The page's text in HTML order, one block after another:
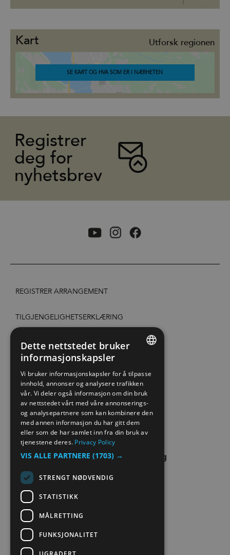
Kart Utforsk regionen
SE KART OG HVA SOM ER I NÆRHETEN
Registrer
deg for
nyhetsbrev
REGISTRER ARRANGEMENT
TILGJENGELIGHETSERKLÆRING
PERSONVERN & COOKIES
EXTRANET
KONTAKT OSS
NORWEGIAN
GERMAN
Dette nettstedet bruker
informasjonskapsler
Vi bruker informasjonskapsler for å tilpasse
innhold, annonser og analysere trafikken
vår. Vi deler også informasjon om din bruk
av nettstedet vårt med våre annonserings-
og analysepartnere som kan kombinere den
med annen informasjon du har gitt dem
eller som de har samlet inn fra din bruk av
tjenestene deres. Privacy Policy
VIS ALLE PARTNERE (1703) →
STRENGT NØDVENDIG
STATISTIKK
MÅLRETTING
FUNKSJONALITET